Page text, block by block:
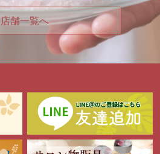
店舗一覧へ